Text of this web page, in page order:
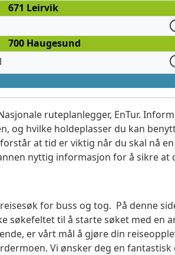
671 Leirvik
700 Haugesund
ruteplanlegger, EnTur.
og hvilke holdeplasser du kan
at tid er viktig når du skal nå
nyttig informasjon for å sikre at
for buss og tog. På denne
søkefeltet til å starte søket med
er vårt mål å gjøre din
Vi ønsker deg en